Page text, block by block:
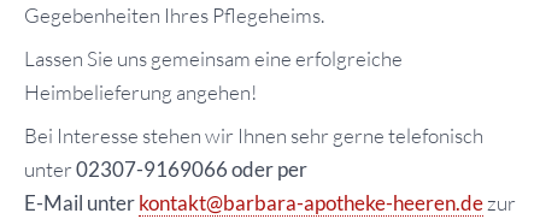
Gegebenheiten Ihres Pflegeheims.
Lassen Sie uns gemeinsam eine erfolgreiche
Heimbelieferung angehen!
Bei Interesse stehen wir Ihnen sehr gerne telefonisch
unter02307-9169066 oder per
E-Mail unterkontakt@barbara-apotheke-heeren.dezur